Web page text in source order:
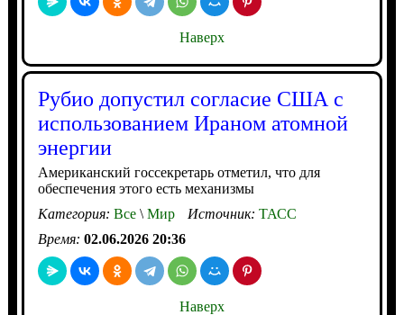
Наверх
Рубио допустил согласие США с
использованием Ираном атомной
энергии
Американский госсекретарь отметил, что для
обеспечения этого есть механизмы
Категория: Все\Мир Источник: ТАСС
Время: 02.06.2026 20:36
Наверх